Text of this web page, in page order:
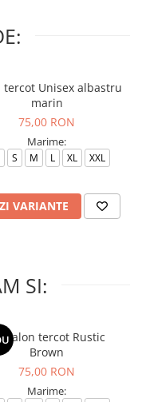
tercot Unisex albastru
marin
75,00 RON
Marime:
S M L XL XXL
VARIANTE
SI:
tercot Rustic
Brown
75,00 RON
Marime: